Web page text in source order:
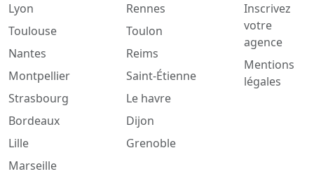
Lyon
Toulouse
Nantes
Montpellier
Strasbourg
Bordeaux
Lille
Marseille
Rennes
Toulon
Reims
Saint-Étienne
Le havre
Dijon
Grenoble
Inscrivez
votre
agence
Mentions
légales